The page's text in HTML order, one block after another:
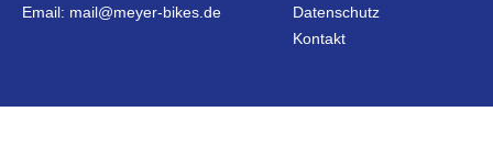
Email: mail@meyer-bikes.de
Datenschutz
Kontakt